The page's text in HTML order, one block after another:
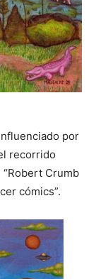
por
recorrido
Crumb
cómics”.